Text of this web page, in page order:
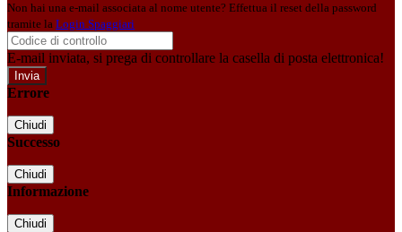
Non hai una e-mail associata al nome utente? Effettua il reset della password
tramite la Login Spaggiari
E-mail inviata, si prega di controllare la casella di posta elettronica!
Errore
Chiudi
Successo
Chiudi
Informazione
Chiudi